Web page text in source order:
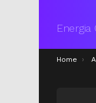
Energia
You are
Home